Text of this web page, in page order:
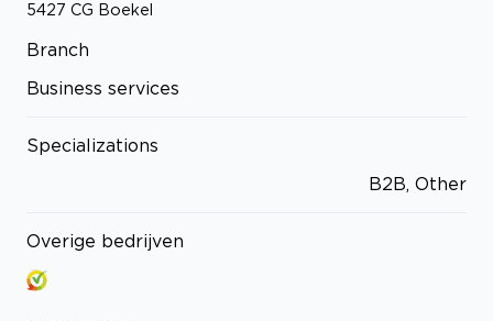
5427 CG Boekel
Branch
Business services
Specializations
B2B, Other
Overige bedrijven